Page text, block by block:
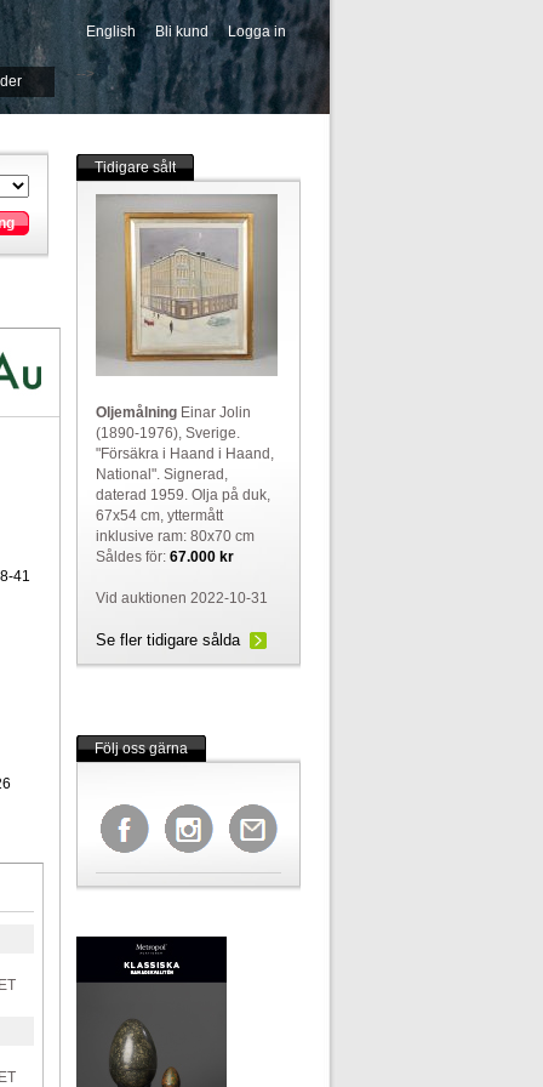
English Bli kund Logga in
-->
41
Tidigare sålt
OljemålningEinar Jolin
(1890-1976), Sverige.
"Försäkra i Haand i Haand,
National". Signerad,
daterad 1959. Olja på duk,
67x54 cm, yttermått
inklusive ram: 80x70 cm
Såldes för: 67.000 kr
Vid auktionen 2022-10-31
Se fler tidigare sålda
Följ oss gärna